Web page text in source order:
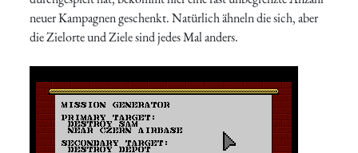
neuer Kampagnen geschenkt. Natürlich ähneln die sich, aber
die Zielorte und Ziele sind jedes Mal anders.